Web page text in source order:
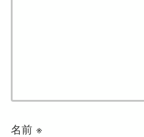
名前 ※